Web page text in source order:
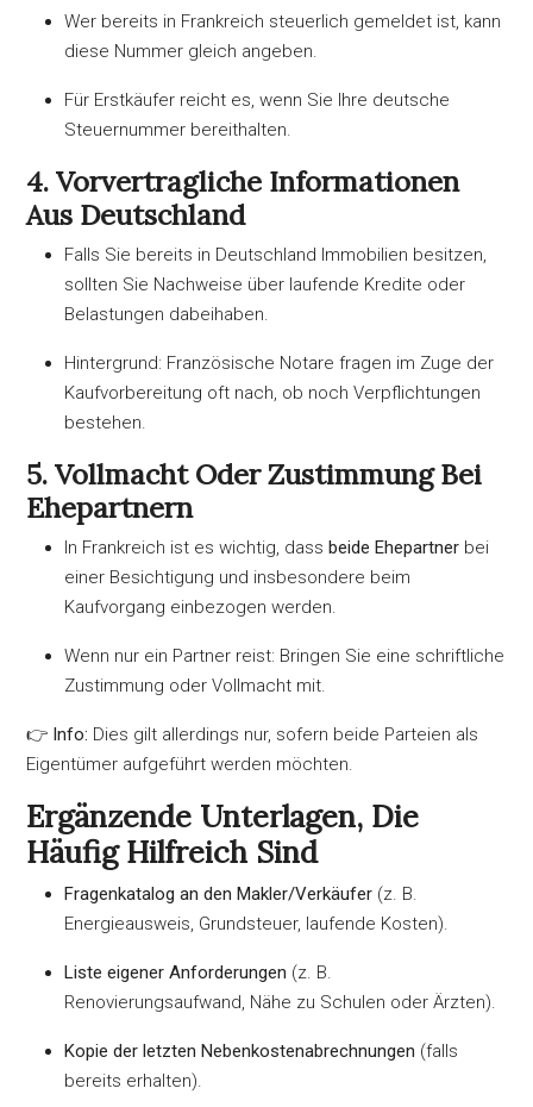
Wer bereits in Frankreich steuerlich gemeldet ist, kann
diese Nummer gleich angeben.
Für Erstkäufer reicht es, wenn Sie Ihre deutsche
Steuernummer bereithalten.
4. Vorvertragliche Informationen
Aus Deutschland
Falls Sie bereits in Deutschland Immobilien besitzen,
sollten Sie Nachweise über laufende Kredite oder
Belastungen dabeihaben.
Hintergrund: Französische Notare fragen im Zuge der
Kaufvorbereitung oft nach, ob noch Verpflichtungen
bestehen.
5. Vollmacht Oder Zustimmung Bei
Ehepartnern
In Frankreich ist es wichtig, dass beide Ehepartner bei
einer Besichtigung und insbesondere beim
Kaufvorgang einbezogen werden.
Wenn nur ein Partner reist: Bringen Sie eine schriftliche
Zustimmung oder Vollmacht mit.
👉 Info: Dies gilt allerdings nur, sofern beide Parteien als
Eigentümer aufgeführt werden möchten.
Ergänzende Unterlagen, Die
Häufig Hilfreich Sind
Fragenkatalog an den Makler/Verkäufer (z. B.
Energieausweis, Grundsteuer, laufende Kosten).
Liste eigener Anforderungen (z. B.
Renovierungsaufwand, Nähe zu Schulen oder Ärzten).
Kopie der letzten Nebenkostenabrechnungen (falls
bereits erhalten).